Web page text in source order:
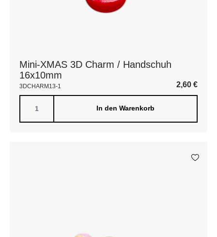
Mini-XMAS 3D Charm / Handschuh
16x10mm
3DCHARM13-1 2,60 €
In den Warenkorb